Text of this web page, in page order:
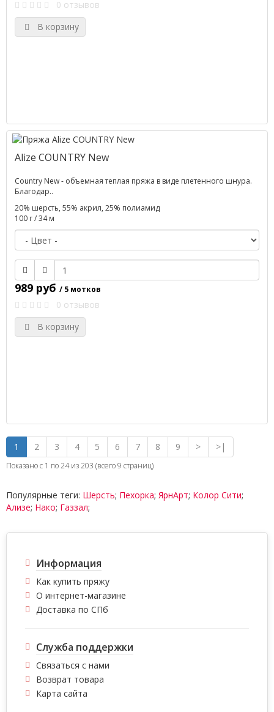
0 отзывов
В корзину
Alize COUNTRY New
Country New - объемная теплая пряжа в виде плетенного шнура.
Благодар..
20% шерсть, 55% акрил, 25% полиамид
100 г / 34 м
989 руб / 5 мотков
0 отзывов
В корзину
1 2 3 4 5 6 7 8 9 > >|
Показано с 1 по 24 из 203 (всего 9 страниц)
Популярные теги: Шерсть; Пехорка; ЯрнАрт; Колор Сити;
Ализе; Нако; Газзал;
Информация
Как купить пряжу
О интернет-магазине
Доставка по СПб
Служба поддержки
Связаться с нами
Возврат товара
Карта сайта